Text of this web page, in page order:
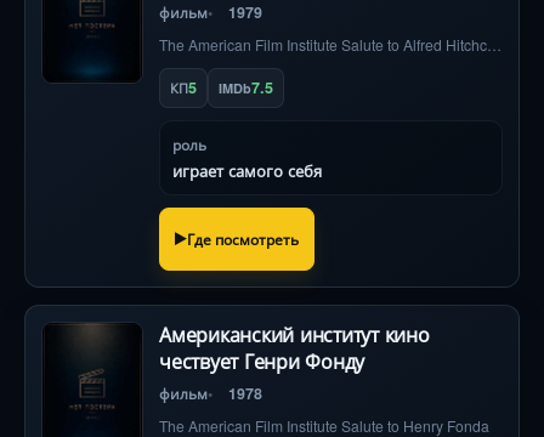
фильм 1979
КП5 IMDb7.5
роль
играет самого себя
Где посмотреть
Американский институт кино
чествует Генри Фонду
фильм 1978
The American Film Institute Salute to Henry Fonda